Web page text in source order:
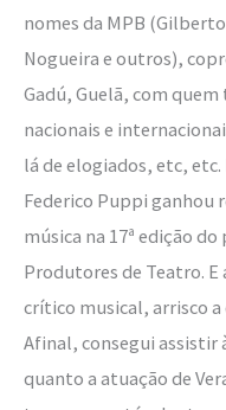
nomes da MPB
Nogueira e outros),
Gadú, Guelã, com
nacionais e
lá de elogiados, etc, etc.
Federico Puppi ganhou
música na 17ª edição
Produtores de Teatro.
crítico musical, arrisco
Afinal, consegui assistir
quanto a atuação de